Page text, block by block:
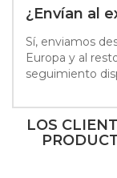
¿Envían al
Sí, enviamos
Europa y al
seguimiento
LOS